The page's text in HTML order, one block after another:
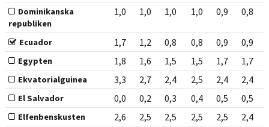
Dominikanska
republiken
1,0 1,0 1,0 1,0 0,9 0,8
Ecuador 1,7 1,2 0,8 0,8 0,9 0,9
Egypten 1,8 1,6 1,5 1,5 1,7 1,7
Ekvatorialguinea 3,3 2,7 2,4 2,5 2,4 2,4
El Salvador 0,0 0,2 0,3 0,4 0,5 0,5
Elfenbenskusten 2,6 2,5 2,5 2,5 2,5 2,4